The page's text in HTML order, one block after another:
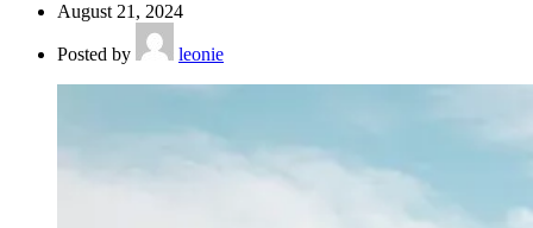
August 21, 2024
Posted by leonie